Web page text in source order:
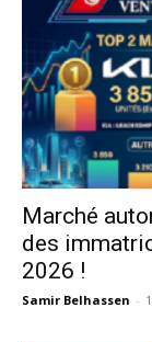
Marché
des
2026 !
Samir Belhassen -